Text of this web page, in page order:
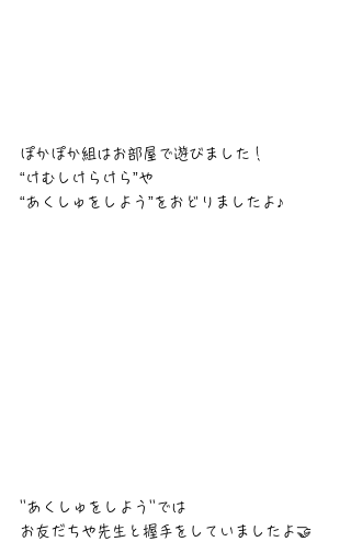
ぽかぽか組はお部屋で遊びました！
“けむしけらけら”や
“あくしゅをしよう”をおどりましたよ♪
''あくしゅをしよう''では
お友だちや先生と握手をしていましたよ🤝